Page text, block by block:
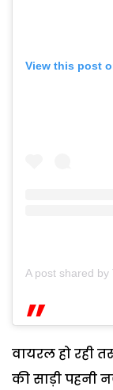
View this post
A post shared
वायरल हो रही
की साड़ी पहनी